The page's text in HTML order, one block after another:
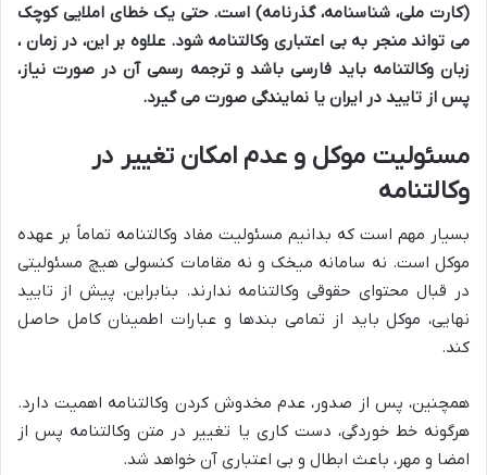
(کارت ملی، شناسنامه، گذرنامه) است. حتی یک خطای املایی کوچک
می تواند منجر به بی اعتباری وکالتنامه شود. علاوه بر این، در زمان ،
زبان وکالتنامه باید فارسی باشد و ترجمه رسمی آن در صورت نیاز،
پس از تایید در ایران یا نمایندگی صورت می گیرد.
مسئولیت موکل و عدم امکان تغییر در
وکالتنامه
بسیار مهم است که بدانیم مسئولیت مفاد وکالتنامه تماماً بر عهده
موکل است. نه سامانه میخک و نه مقامات کنسولی هیچ مسئولیتی
در قبال محتوای حقوقی وکالتنامه ندارند. بنابراین، پیش از تایید
نهایی، موکل باید از تمامی بندها و عبارات اطمینان کامل حاصل
کند.
همچنین، پس از صدور، عدم مخدوش کردن وکالتنامه اهمیت دارد.
هرگونه خط خوردگی، دست کاری یا تغییر در متن وکالتنامه پس از
امضا و مهر، باعث ابطال و بی اعتباری آن خواهد شد.